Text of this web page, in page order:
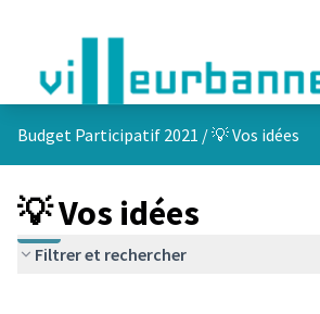
Budget Participatif 2021 /💡 Vos idées
💡 Vos idées
Filtrer et rechercher